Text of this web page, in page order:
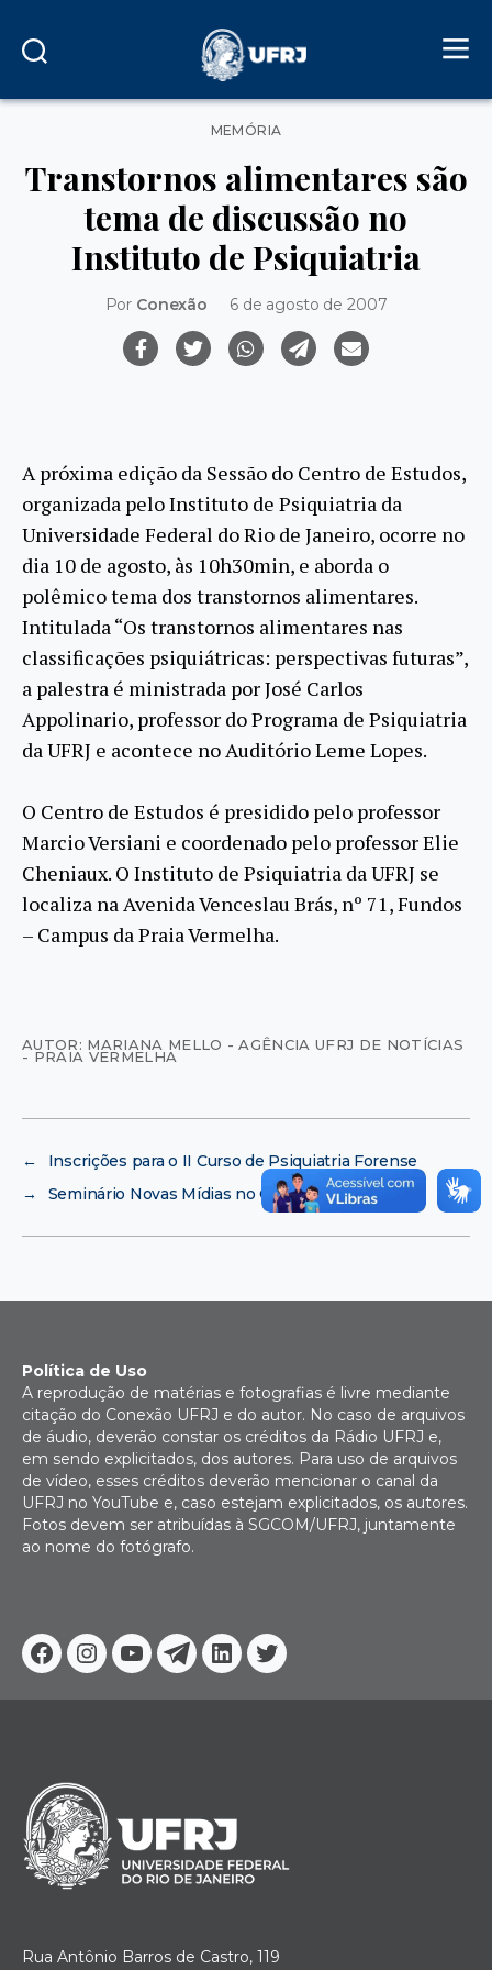
Categorias
MEMÓRIA
Transtornos alimentares são
tema de discussão no
Instituto de Psiquiatria
Por Conexão 6 de agosto de 2007
A próxima edição da Sessão do Centro de Estudos,
organizada pelo Instituto de Psiquiatria da
Universidade Federal do Rio de Janeiro, ocorre no
dia 10 de agosto, às 10h30min, e aborda o
polêmico tema dos transtornos alimentares.
Intitulada “Os transtornos alimentares nas
classificações psiquiátricas: perspectivas futuras”,
a palestra é ministrada por José Carlos
Appolinario, professor do Programa de Psiquiatria
da UFRJ e acontece no Auditório Leme Lopes.
O Centro de Estudos é presidido pelo professor
Marcio Versiani e coordenado pelo professor Elie
Cheniaux. O Instituto de Psiquiatria da UFRJ se
localiza na Avenida Venceslau Brás, nº 71, Fundos
– Campus da Praia Vermelha.
AUTOR: MARIANA MELLO - AGÊNCIA UFRJ DE NOTÍCIAS
- PRAIA VERMELHA
←
Inscrições para o II Curso de Psiquiatria Forense
→
Seminário Novas Mídias no Oi Futuro
Facebook
Instagram
YoutubeTelegram
Linkedin
Twitter
Política de Uso
A reprodução de matérias e fotografias é livre mediante
citação do Conexão UFRJ e do autor. No caso de arquivos
de áudio, deverão constar os créditos da Rádio UFRJ e,
em sendo explicitados, dos autores. Para uso de arquivos
de vídeo, esses créditos deverão mencionar o canal da
UFRJ no YouTube e, caso estejam explicitados, os autores.
Fotos devem ser atribuídas à SGCOM/UFRJ, juntamente
ao nome do fotógrafo.
Rua Antônio Barros de Castro, 119